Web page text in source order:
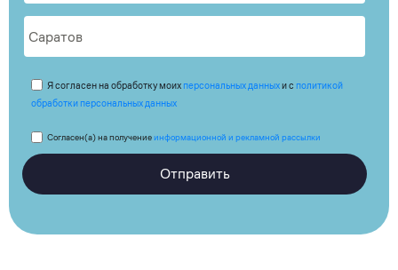
Я согласен на обработку моих персональных данныхи с политикой
обработки персональных данных
Согласен(а) на получениеинформационной и рекламной рассылки
Отправить